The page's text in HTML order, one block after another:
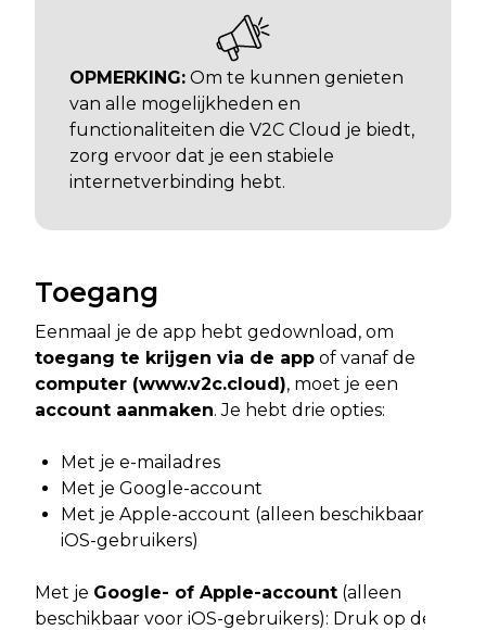
OPMERKING: Om te kunnen genieten
van alle mogelijkheden en
functionaliteiten die V2C Cloud je biedt,
zorg ervoor dat je een stabiele
internetverbinding hebt.
Toegang
Eenmaal je de app hebt gedownload, om
toegang te krijgen via de app of vanaf de
computer (www.v2c.cloud), moet je een
account aanmaken. Je hebt drie opties:
Met je e-mailadres
Met je Google-account
Met je Apple-account (alleen beschikbaar voor
iOS-gebruikers)
Met je Google- of Apple-account (alleen
beschikbaar voor iOS-gebruikers): Druk op de